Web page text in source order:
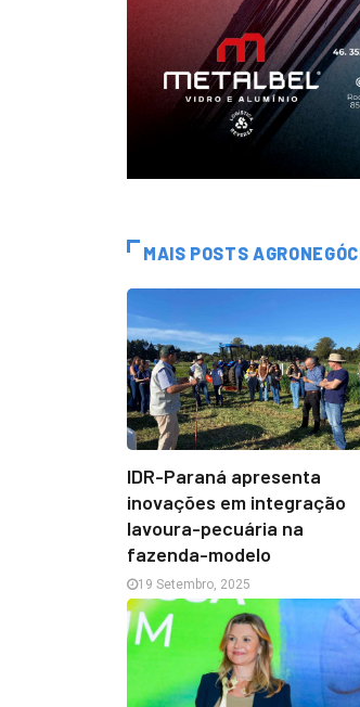
MAIS POSTS
IDR-Paraná apresenta
inovações em integração
lavoura-pecuária na
fazenda-modelo
19 Setembro, 2025